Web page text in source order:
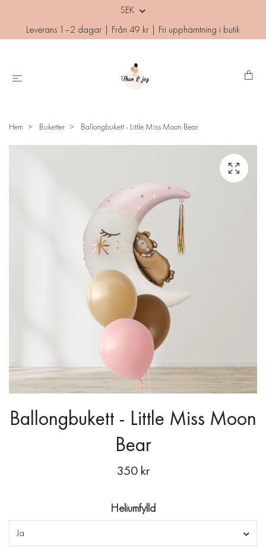
SEK
Leverans 1–2 dagar | Från 49 kr | Fri upphämtning i butik
Hem Buketter Ballongbukett - Little Miss Moon Bear
Ballongbukett - Little Miss Moon
Bear
350 kr
Heliumfylld
Ja